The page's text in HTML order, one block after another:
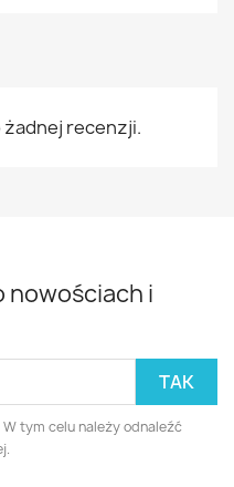
żadnej recenzji.
i
tym celu należy odnaleźć